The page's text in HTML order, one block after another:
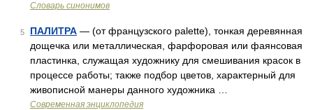
Словарь синонимов
5 ПАЛИТРА — (от французского palette), тонкая деревянная
дощечка или металлическая, фарфоровая или фаянсовая
пластинка, служащая художнику для смешивания красок в
процессе работы; также подбор цветов, характерный для
живописной манеры данного художника …
Современная энциклопедия